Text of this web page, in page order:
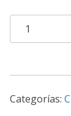
Drift
Diver
Especialista
buceo
Categorías: